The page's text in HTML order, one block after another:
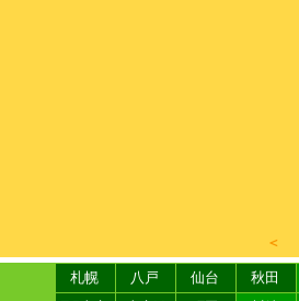
＜
札幌 八戸 仙台 秋田